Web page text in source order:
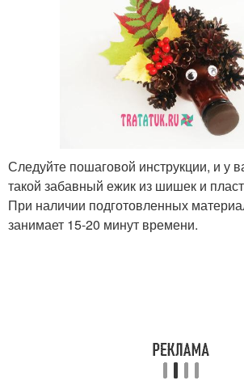
Следуйте пошаговой инструкции, и у
такой забавный ежик из шишек и
При наличии подготовленных
занимает 15-20 минут времени.